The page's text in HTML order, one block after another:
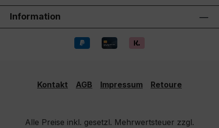
Information
Kontakt AGB Impressum Retoure
Alle Preise inkl. gesetzl. Mehrwertsteuer zzgl.